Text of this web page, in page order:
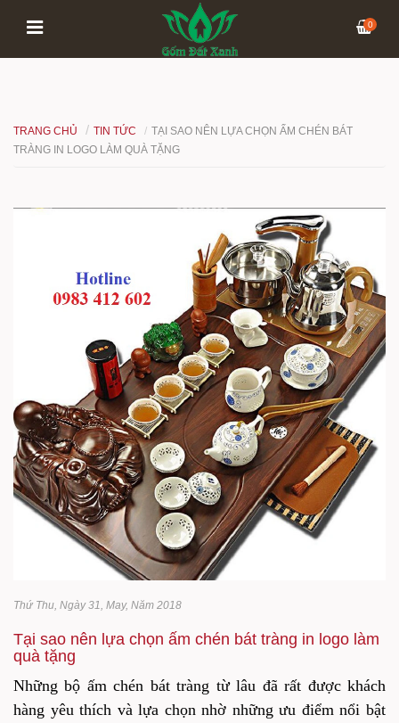
0
TRANG CHỦ TIN TỨC
TẠI SAO NÊN LỰA CHỌN ẤM CHÉN BÁT
TRÀNG IN LOGO LÀM QUÀ TẶNG
Thứ Thu, Ngày 31, May, Năm 2018
Tại sao nên lựa chọn ấm chén bát tràng in logo làm
quà tặng
Những bộ ấm chén bát tràng từ lâu đã rất được khách
hàng yêu thích và lựa chọn nhờ những ưu điểm nổi bật